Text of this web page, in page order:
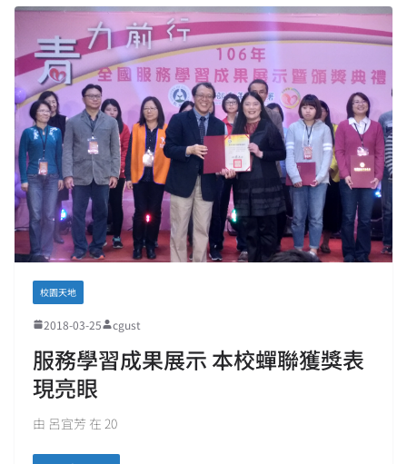
校園天地
2018-03-25 cgust
服務學習成果展示 本校蟬聯獲獎表
現亮眼
由 呂宜芳 在 20